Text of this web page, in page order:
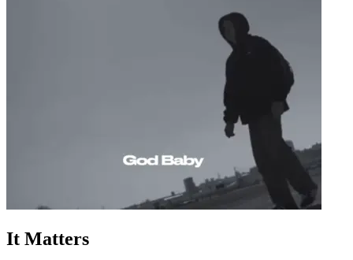
It Matters